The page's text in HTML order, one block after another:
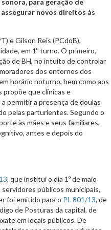
novos direitos às
e Gilson Reis (PCdoB),
em 1º turno. O primeiro,
de BH, no intuito de controlar
dos entornos dos
horário noturno, bem como aos
propõe que clínicas e
permitir a presença de doulas
pelas parturientes. Segundo o
às mães e seus familiares,
antes e depois do
, que institui o dia 1º de maio
públicos municipais,
foi emitido para o PL 801/13, de
de Posturas da capital, de
em locais públicos. De